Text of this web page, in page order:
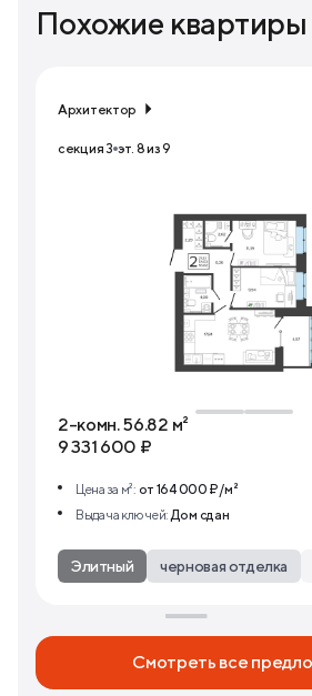
Похожие квартиры
Смотреть все
Архитектор
секция 3 эт. 8 из 9
2-комн. 56.82 м²
9 331 600 ₽
Цена за м²: от 164 000 ₽/м²
Выдача ключей:Дом сдан
Элитный черновая отделка